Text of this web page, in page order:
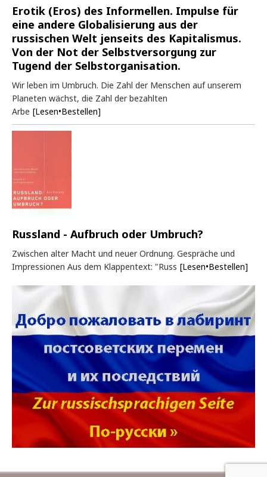
Erotik (Eros) des Informellen. Impulse für
eine andere Globalisierung aus der
russischen Welt jenseits des Kapitalismus.
Von der Not der Selbstversorgung zur
Tugend der Selbstorganisation.
Wir leben im Umbruch. Die Zahl der Menschen auf unserem
Planeten wächst, die Zahl der bezahlten
Arbe [Lesen•Bestellen]
Russland - Aufbruch oder Umbruch?
Zwischen alter Macht und neuer Ordnung. Gespräche und
Impressionen Aus dem Klappentext: "Russ [Lesen•Bestellen]